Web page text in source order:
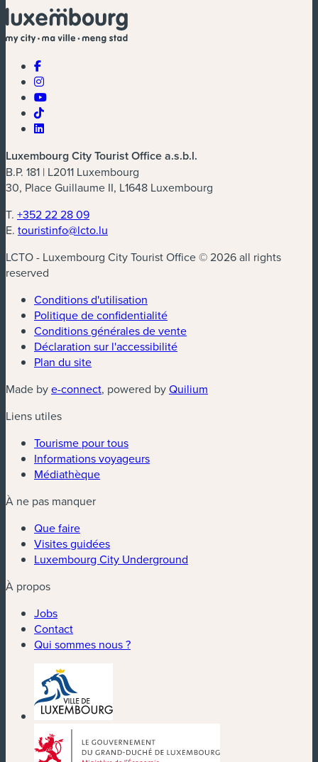
Luxembourg City Tourist Office a.s.b.l.
B.P. 181 | L2011 Luxembourg
30, Place Guillaume II, L1648 Luxembourg
T. +352 22 28 09
E. touristinfo@lcto.lu
LCTO - Luxembourg City Tourist Office © 2026 all rights
reserved
Conditions d'utilisation
Politique de confidentialité
Conditions générales de vente
Déclaration sur l'accessibilité
Plan du site
Made bye-connect(nouvelle fenêtre)
, powered byQuilium
Liens utiles
Tourisme pour tous
Informations voyageurs
Médiathèque
À ne pas manquer
Que faire
Visites guidées
Luxembourg City Underground
À propos
Jobs
Contact
Qui sommes nous ?